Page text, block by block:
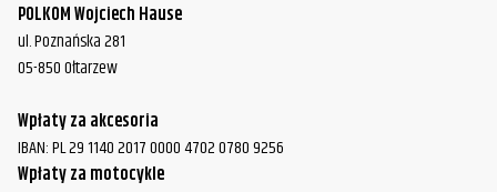
POLKOM Wojciech Hause
ul. Poznańska 281
05-850 Ołtarzew
Wpłaty za akcesoria
IBAN: PL 29 1140 2017 0000 4702 0780 9256
Wpłaty za motocykle